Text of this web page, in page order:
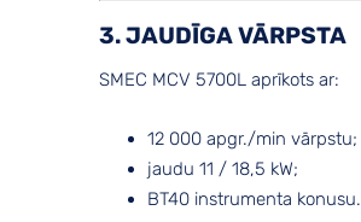
3. JAUDĪGA VĀRPSTA
SMEC MCV 5700L aprīkots ar:
12 000 apgr./min vārpstu;
jaudu 11 / 18,5 kW;
BT40 instrumenta konusu.